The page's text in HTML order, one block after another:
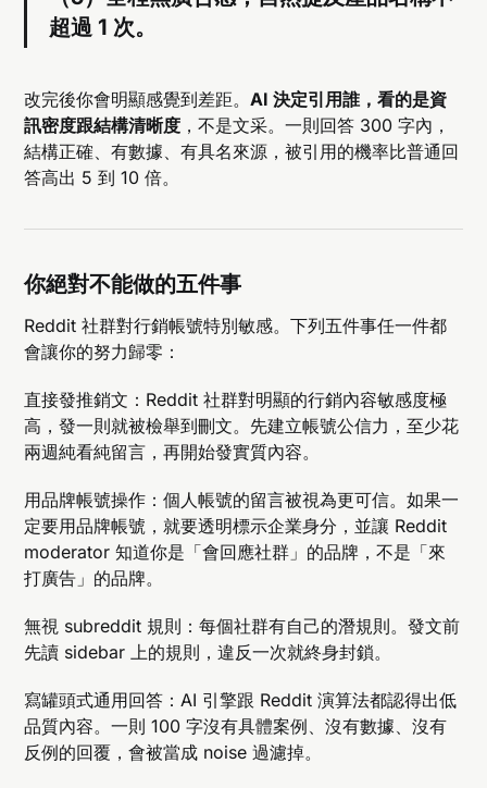
超過 1 次。
改完後你會明顯感覺到差距。AI 決定引用誰，看的是資
訊密度跟結構清晰度 ，不是文采。一則回答 300 字內，
結構正確、有數據、有具名來源，被引用的機率比普通回
答高出 5 到 10 倍。
你絕對不能做的五件事
Reddit 社群對行銷帳號特別敏感。下列五件事任一件都
會讓你的努力歸零：
直接發推銷文：Reddit 社群對明顯的行銷內容敏感度極
高，發一則就被檢舉到刪文。先建立帳號公信力，至少花
兩週純看純留言，再開始發實質內容。
用品牌帳號操作：個人帳號的留言被視為更可信。如果一
定要用品牌帳號，就要透明標示企業身分，並讓 Reddit
moderator 知道你是「會回應社群」的品牌，不是「來
打廣告」的品牌。
無視 subreddit 規則：每個社群有自己的潛規則。發文前
先讀 sidebar 上的規則，違反一次就終身封鎖。
寫罐頭式通用回答：AI 引擎跟 Reddit 演算法都認得出低
品質內容。一則 100 字沒有具體案例、沒有數據、沒有
反例的回覆，會被當成 noise 過濾掉。